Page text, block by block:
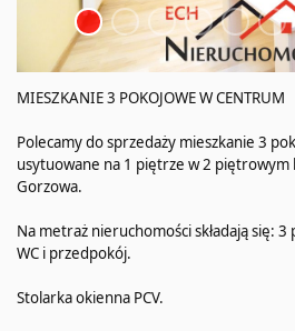
MIESZKANIE 3 POKOJOWE W CENTRUM
Polecamy do sprzedaży mieszkanie 3
usytuowane na 1 piętrze w 2
Gorzowa.
Na metraż nieruchomości składają się: 3
WC i przedpokój.
Stolarka okienna PCV.